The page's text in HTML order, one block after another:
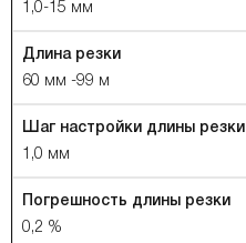
1,0-15 мм
Длина резки
60 мм -99 м
Шаг настройки длины резки
1,0 мм
Погрешность длины резки
0,2 %